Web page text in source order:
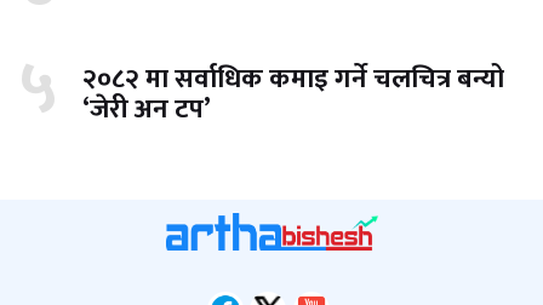
५ २०८२ मा सर्वाधिक कमाइ गर्ने चलचित्र बन्यो
‘जेरी अन टप’